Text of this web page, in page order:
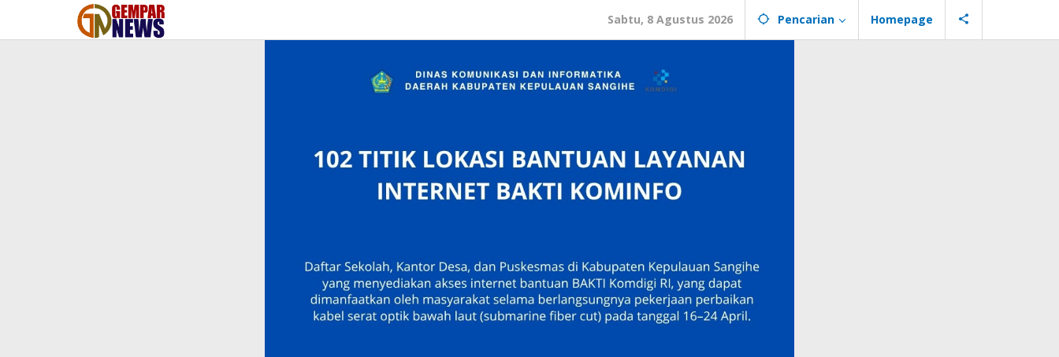
konten
Sabtu, 8 Agustus 2026 Pencarian Homepage